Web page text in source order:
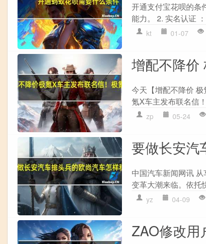
开通支付宝花呗的条
能力。 2. 实名认证
kt 01-07
增配不降价
今天【增配不降价
氪X车主发布联名信
zp 05-24
要做长安汽
中国汽车新闻网讯
变革大潮来临。依托
yz 04-09
ZAO修改用